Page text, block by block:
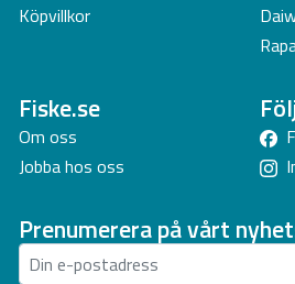
Köpvillkor
Fiske.se
Om oss
Jobba hos oss
Prenumerera på vårt